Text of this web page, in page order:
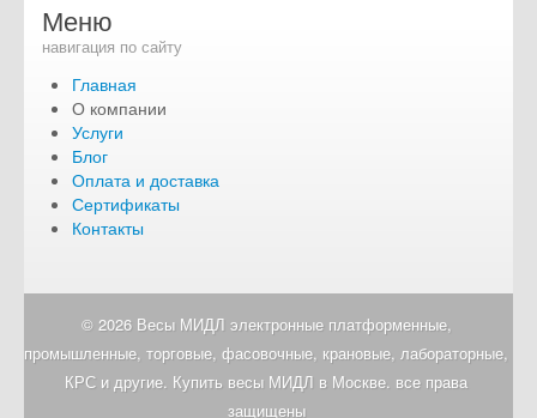
Меню
навигация по сайту
Главная
О компании
Услуги
Блог
Оплата и доставка
Сертификаты
Контакты
© 2026 Весы МИДЛ электронные платформенные,
промышленные, торговые, фасовочные, крановые, лабораторные,
КРС и другие. Купить весы МИДЛ в Москве. все права
защищены